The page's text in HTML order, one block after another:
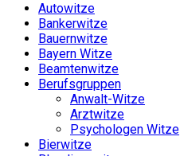
Autowitze
Bankerwitze
Bauernwitze
Bayern Witze
Beamtenwitze
Berufsgruppen
Anwalt-Witze
Arztwitze
Psychologen Witze
Bierwitze